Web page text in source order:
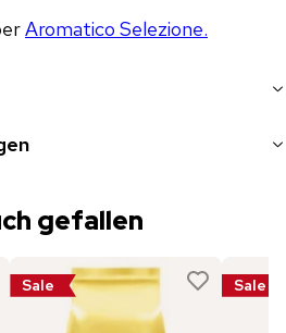
Aromatico Selezione.
gefallen
Sale Sale